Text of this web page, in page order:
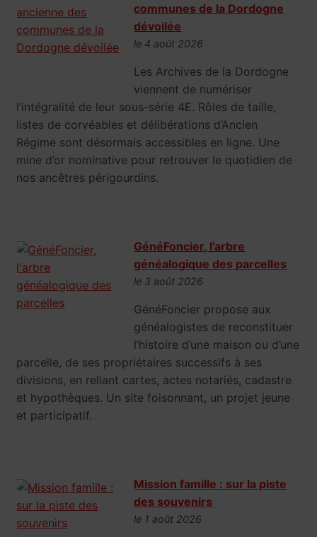
communes de la Dordogne
dévoilée
le 4 août 2026
Les Archives de la Dordogne
viennent de numériser
l’intégralité de leur sous-série 4E. Rôles de taille,
listes de corvéables et délibérations d’Ancien
Régime sont désormais accessibles en ligne. Une
mine d’or nominative pour retrouver le quotidien de
nos ancêtres périgourdins.
GénéFoncier, l'arbre
généalogique des parcelles
le 3 août 2026
GénéFoncier propose aux
généalogistes de reconstituer
l’histoire d’une maison ou d’une
parcelle, de ses propriétaires successifs à ses
divisions, en reliant cartes, actes notariés, cadastre
et hypothèques. Un site foisonnant, un projet jeune
et participatif.
Mission famille : sur la piste
des souvenirs
le 1 août 2026